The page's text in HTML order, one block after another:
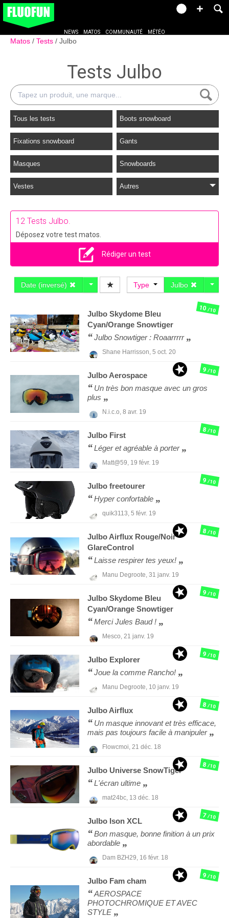
NEWS MATOS COMMUNAUTÉ MÉTÉO
Matos Tests Julbo
Tests Julbo
Tous les tests Boots snowboard
Fixations snowboard Gants
Masques Snowboards
Vestes Autres
12 Tests Julbo.
Déposez votre test matos.
Rédiger un test
Date (inversé) Julbo
Type
Julbo Skydome Bleu
Cyan/Orange Snowtiger
Julbo Snowtiger : Roaarrrrr
Shane Harrisson, 5 oct. 20
10/10
Julbo Aerospace
Un très bon masque avec un gros
plus
N.i.c.o, 8 avr. 19
9/10
Julbo First
Léger et agréable à porter
Matt@59, 19 févr. 19
8/10
Julbo freetourer
Hyper confortable
quik3113, 5 févr. 19
9/10
Julbo Airflux Rouge/Noir
GlareControl
Laisse respirer tes yeux!
Manu Degroote, 31 janv. 19
8/10
Julbo Skydome Bleu
Cyan/Orange Snowtiger
Merci Jules Baud !
Mesco, 21 janv. 19
9/10
Julbo Explorer
Joue la comme Rancho!
Manu Degroote, 10 janv. 19
9/10
Julbo Airflux
Un masque innovant et très efficace,
mais pas toujours facile à manipuler
Flowcmoi, 21 déc. 18
8/10
Julbo Universe SnowTiger
L'écran ultime
mat24bc, 13 déc. 18
8/10
Julbo Ison XCL
Bon masque, bonne finition à un prix
abordable
Dam BZH29, 16 févr. 18
7/10
Julbo Fam cham
AEROSPACE
PHOTOCHROMIQUE ET AVEC
STYLE
9/10